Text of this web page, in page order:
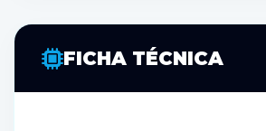
FICHA TÉCNICA